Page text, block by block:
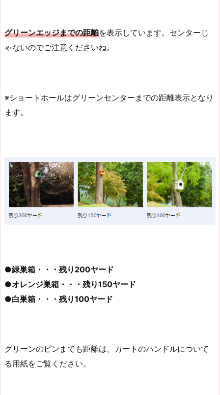
グリーンエッジまでの距離を表示しています。センターじ
ゃないのでご注意くださいね。
※ショートホールはグリーンセンターまでの距離表示となり
ます。
●緑巣箱・・・残り200ヤード
●オレンジ巣箱・・・残り150ヤード
●白巣箱・・・残り100ヤード
グリーンのピンまでも距離は、カートのハンドルについて
る用紙をご覧ください。